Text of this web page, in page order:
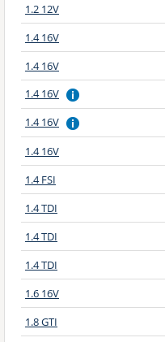
1.2 12V
1.4 16V
1.4 16V
1.4 16V
1.4 16V
1.4 16V
1.4 FSI
1.4 TDI
1.4 TDI
1.4 TDI
1.6 16V
1.8 GTI